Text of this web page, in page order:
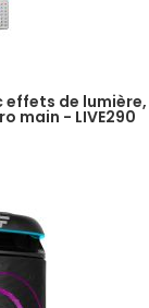
effets de
main - LIVE290